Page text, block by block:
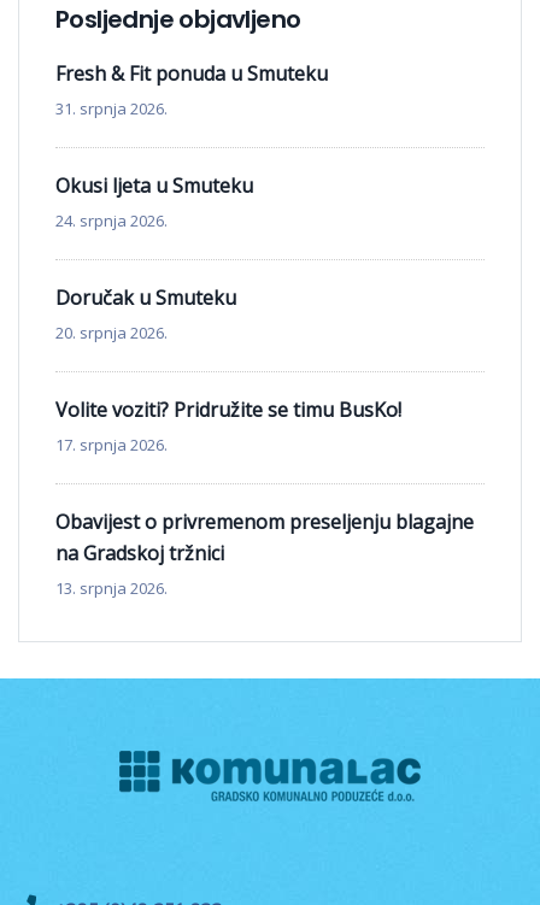
Posljednje objavljeno
Fresh & Fit ponuda u Smuteku
31. srpnja 2026.
Okusi ljeta u Smuteku
24. srpnja 2026.
Doručak u Smuteku
20. srpnja 2026.
Volite voziti? Pridružite se timu BusKo!
17. srpnja 2026.
Obavijest o privremenom preseljenju blagajne
na Gradskoj tržnici
13. srpnja 2026.